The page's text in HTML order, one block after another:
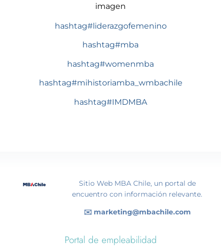
hashtag#liderazgofemenino
hashtag#mba
hashtag#womenmba
hashtag#mihistoriamba_wmbachile
hashtag#IMDMBA
Sitio Web MBA Chile, un portal de
encuentro con información relevante.
✉️ marketing@mbachile.com
Portal de empleabilidad